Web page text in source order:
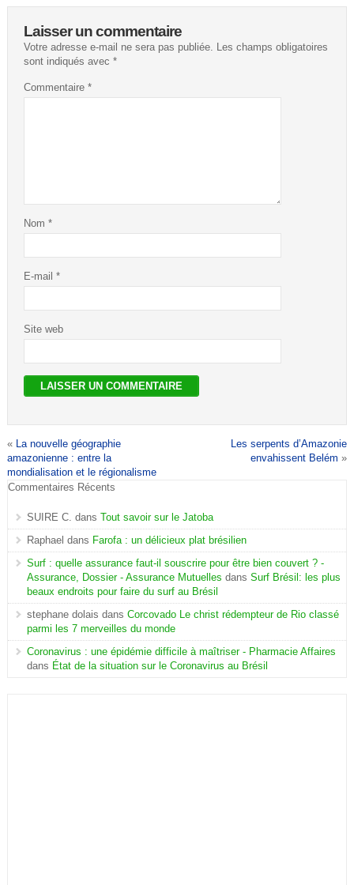
Laisser un commentaire
Votre adresse e-mail ne sera pas publiée. Les champs obligatoires
sont indiqués avec *
Commentaire *
Nom *
E-mail *
Site web
« La nouvelle géographie
amazonienne : entre la
mondialisation et le régionalisme
Les serpents d’Amazonie
envahissent Belém »
Commentaires Récents
SUIRE C. dans Tout savoir sur le Jatoba
Raphael dans Farofa : un délicieux plat brésilien
Surf : quelle assurance faut-il souscrire pour être bien couvert ? -
Assurance, Dossier - Assurance Mutuelles dans Surf Brésil: les plus
beaux endroits pour faire du surf au Brésil
stephane dolais dans Corcovado Le christ rédempteur de Rio classé
parmi les 7 merveilles du monde
Coronavirus : une épidémie difficile à maîtriser - Pharmacie Affaires
dans État de la situation sur le Coronavirus au Brésil